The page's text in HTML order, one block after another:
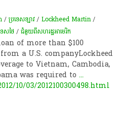
/ប្រទេសឡាវ/Lockheed Martin/
សថៃ /ជំនួយពីសហរដ្ឋអាមេរិក
of more than $100
a U.S. companyLockheed
to Vietnam, Cambodia,
was required to ...
10/03/2012100300498.html